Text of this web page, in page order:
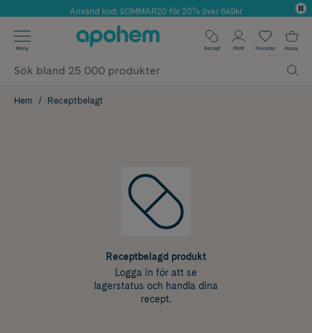
Årets Butik 2025 inom Skönhet
Använd kod: SOMMAR20 för 20% över 649kr
✓ Fri frakt
✓ Poäng på alla köp*
Meny Recept Profil Favoriter Kassa
Hem Receptbelagt
Receptbelagd produkt
Logga in för att se
lagerstatus och handla dina
recept.